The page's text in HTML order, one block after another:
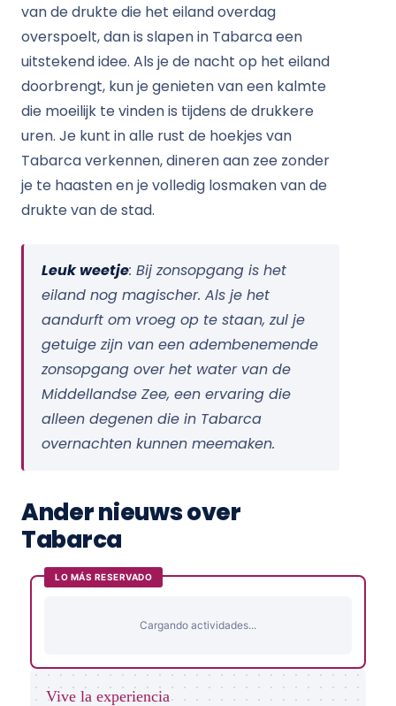
van de drukte die het eiland overdag
overspoelt, dan is slapen in Tabarca een
uitstekend idee. Als je de nacht op het eiland
doorbrengt, kun je genieten van een kalmte
die moeilijk te vinden is tijdens de drukkere
uren. Je kunt in alle rust de hoekjes van
Tabarca verkennen, dineren aan zee zonder
je te haasten en je volledig losmaken van de
drukte van de stad.
Leuk weetje: Bij zonsopgang is het
eiland nog magischer. Als je het
aandurft om vroeg op te staan, zul je
getuige zijn van een adembenemende
zonsopgang over het water van de
Middellandse Zee, een ervaring die
alleen degenen die in Tabarca
overnachten kunnen meemaken.
Ander nieuws over
Tabarca
LO MÁS RESERVADO
Cargando actividades...
Vive la experiencia